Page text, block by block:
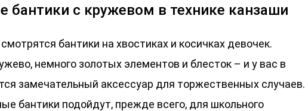
бантики с кружевом в технике канзаши
бантики на хвостиках и косичках девочек.
немного золотых элементов и блесток – и у вас в
замечательный аксессуар для торжественных случаев.
бантики подойдут, прежде всего, для школьного